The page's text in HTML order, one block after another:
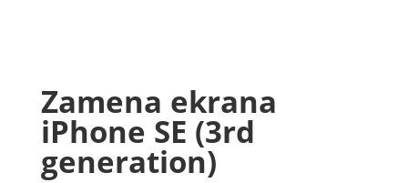
Zamena ekrana
iPhone SE (3rd
generation)